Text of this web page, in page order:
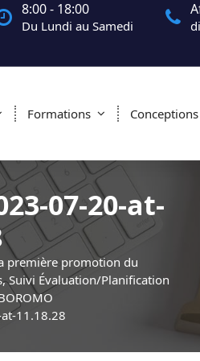
8:00 - 18:00
Du Lundi au Samedi
Formations Conceptions
07-20-at-
première promotion du
Suivi Évaluation/Planification
11.18.28